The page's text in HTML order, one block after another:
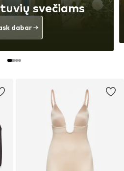
svečiams
dabar